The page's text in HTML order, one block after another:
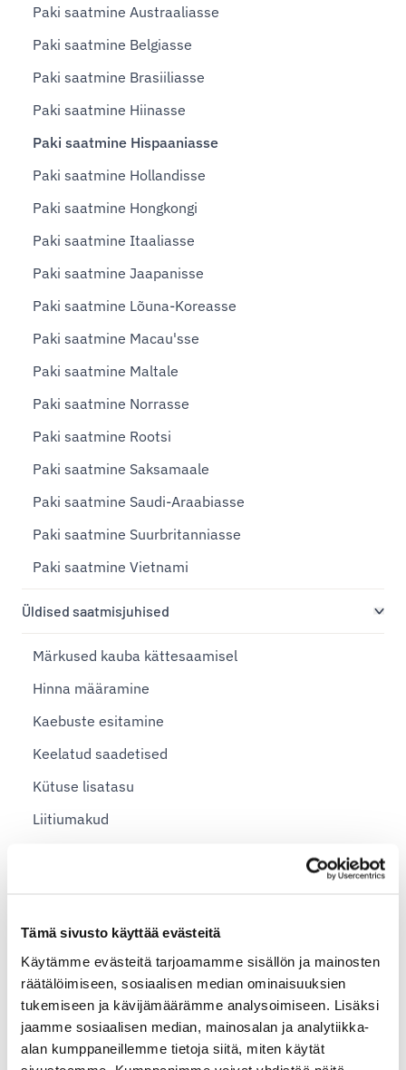
Tämä sivusto käyttää evästeitä
Käytämme evästeitä tarjoamamme sisällön ja mainosten
räätälöimiseen, sosiaalisen median ominaisuuksien
tukemiseen ja kävijämäärämme analysoimiseen. Lisäksi
jaamme sosiaalisen median, mainosalan ja analytiikka-
alan kumppaneillemme tietoja siitä, miten käytät
Paki saatmine Austraaliasse
Paki saatmine Belgiasse
Paki saatmine Brasiiliasse
Paki saatmine Hiinasse
Paki saatmine Hispaaniasse
Paki saatmine Hollandisse
Paki saatmine Hongkongi
Paki saatmine Itaaliasse
Paki saatmine Jaapanisse
Paki saatmine Lõuna-Koreasse
Paki saatmine Macau'sse
Paki saatmine Maltale
Paki saatmine Norrasse
Paki saatmine Rootsi
Paki saatmine Saksamaale
Paki saatmine Saudi-Araabiasse
Paki saatmine Suurbritanniasse
Paki saatmine Vietnami
Üldised saatmisjuhised
Märkused kauba kättesaamisel
Hinna määramine
Kaebuste esitamine
Keelatud saadetised
Kütuse lisatasu
Liitiumakud
Pakikaardid ja saatelehed mass-saadetiste jaoks
Pakiautomaadid Eestis
Pakkide suuruse piirangud
PSYM2015